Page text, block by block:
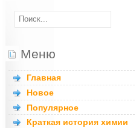
Меню
Главная
Новое
Популярное
Краткая история химии